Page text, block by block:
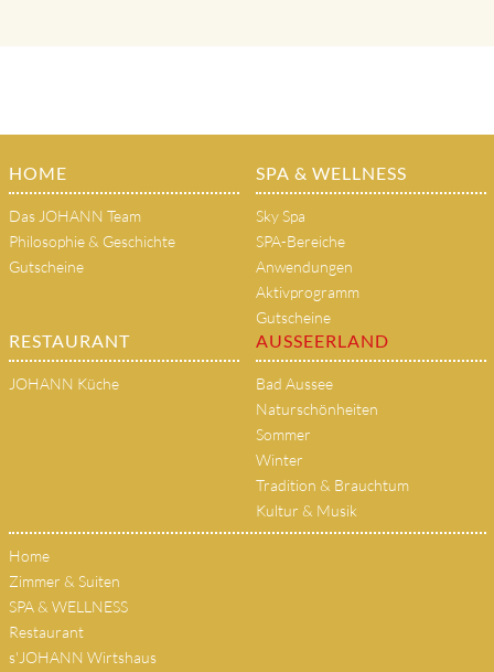
HOME
Das JOHANN Team
Philosophie & Geschichte
Gutscheine
SPA & WELLNESS
Sky Spa
SPA-Bereiche
Anwendungen
Aktivprogramm
Gutscheine
RESTAURANT
JOHANN Küche
AUSSEERLAND
Bad Aussee
Naturschönheiten
Sommer
Winter
Tradition & Brauchtum
Kultur & Musik
Home
Zimmer & Suiten
SPA & WELLNESS
Restaurant
s'JOHANN Wirtshaus